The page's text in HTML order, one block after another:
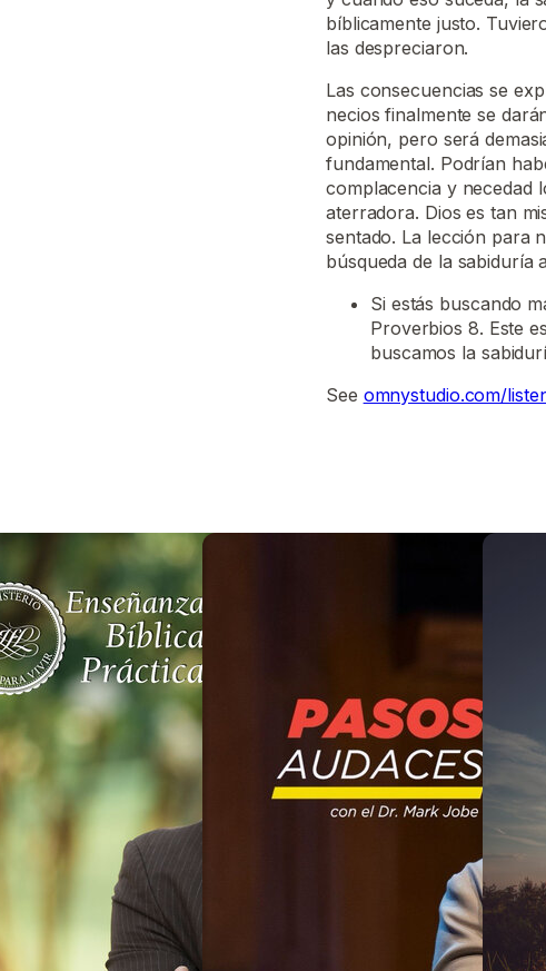
bíblicamente justo.
las despreciaron.
Las consecuencias se
necios finalmente se
opinión, pero será
fundamental. Podrían
complacencia y necedad
aterradora. Dios es tan
sentado. La lección para
búsqueda de la sabiduría
Si estás buscando
Proverbios 8. Este
buscamos la
See omnystudio.com/